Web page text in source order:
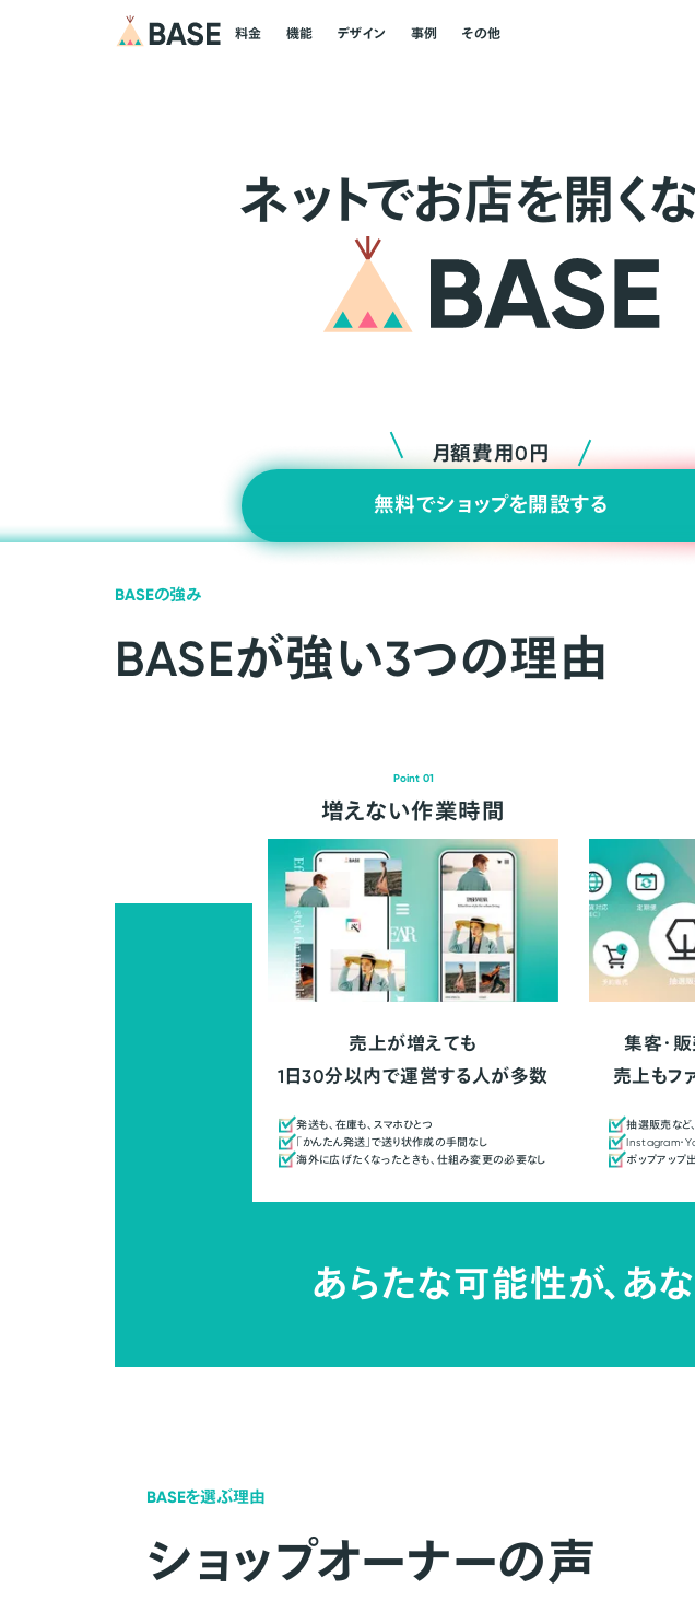
料金 機能 デザイン 事例 その他
ネッ トでお店を開く
月額費用0円
無料でショップを開設する
BASEの強み
BASEが強い3つの理由
Point 01
増えない作業時間
売上が増えても
1日30分以内で運営する人が多数
発送も、在庫も、スマホひとつ
「かんたん発送」で送り状作成の手間なし
海外に広げたくなったときも、仕組み変更の必要なし
集客・
売上もフ
抽選販売など
Instagram・
ポップアップ
あらたな可能性が、あ
BASEを選ぶ理由
ショップオーナーの声